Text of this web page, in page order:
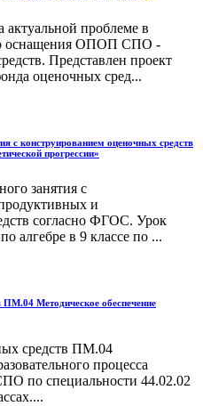
актуальной проблеме в
оснащения ОПОП СПО -
Представлен проект
оценочных сред...
с конструированием оценочных средств
прогрессии»
занятия с
и
согласно ФГОС. Урок
алгебре в 9 классе по ...
Методическое обеспечение
средств ПМ.04
процесса
по специальности 44.02.02